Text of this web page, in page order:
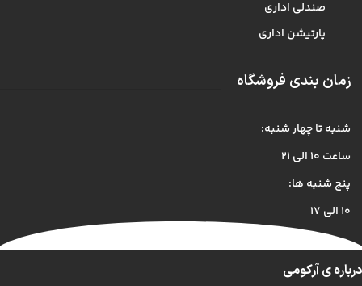
صندلی اداری
پارتیشن اداری
زمان بندی فروشگاه
شنبه تا چهار شنبه:
ساعت ۱۰ الی ۲۱
پنج شنبه ها:
۱۰ الی ۱۷
درباره ی آرکومی